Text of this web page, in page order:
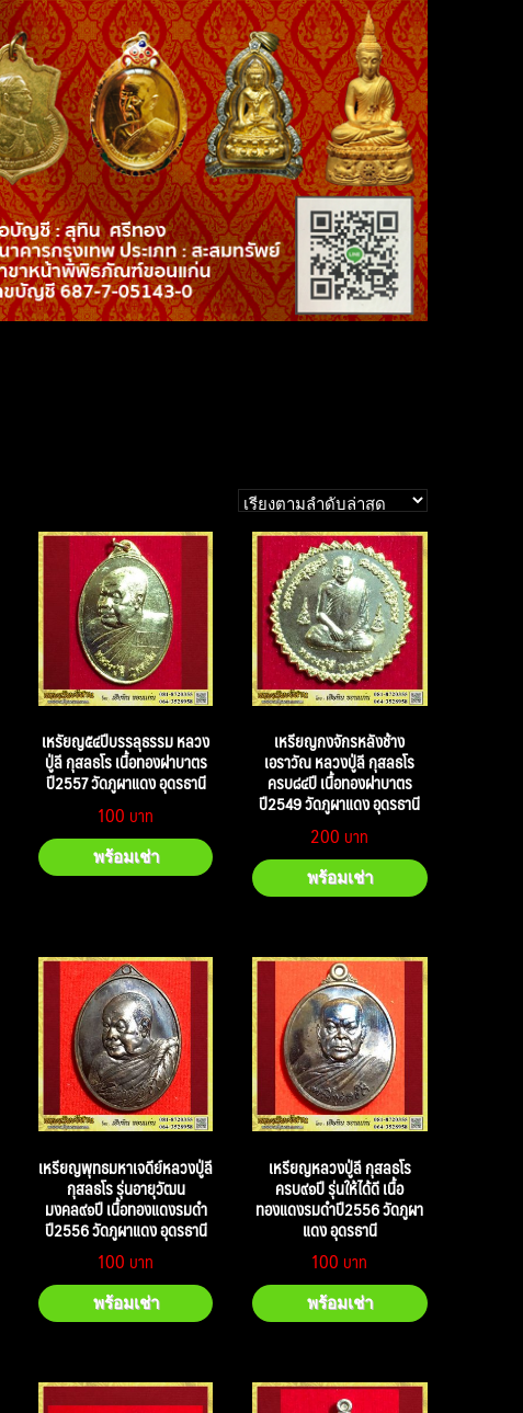
เหรัยญ๕๔ปีบรรลุธรรม หลวง
ปู่ลี กุสลธโร เนื้อทองฝาบาตร
ปี2557 วัดภูผาแดง อุดรธานี
100
พร้อมเช่า
เหรียญกงจักรหลังช้าง
เอราวัณ หลวงปู่ลี กุสลธโร
ครบ๘๔ปี เนื้อทองฝาบาตร
ปี2549 วัดภูผาแดง อุดรธานี
200
พร้อมเช่า
เหรียญพุทธมหาเจดีย์หลวงปู่ลี
กุสลธโร รุ่นอายุวัฒน
มงคล๙๑ปี เนื้อทองแดงรมดำ
ปี2556 วัดภูผาแดง อุดรธานี
100
พร้อมเช่า
เหรียญหลวงปู่ลี กุสลธโร
ครบ๙๑ปี รุ่นให้ได้ดี เนื้อ
ทองแดงรมดำปี2556 วัดภูผา
แดง อุดรธานี
100
พร้อมเช่า